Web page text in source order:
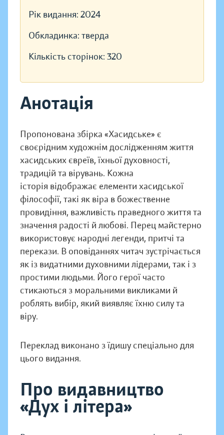
Рік видання: 2024
Обкладинка: тверда
Кількість сторінок: 320
Анотація
Пропонована збірка «Хасидське» є
своєрідним художнім дослідженням життя
хасидських євреїв, їхньої духовності,
традицій та вірувань. Кожна
історія відображає елементи хасидської
філософії, такі як віра в божественне
провидіння, важливість праведного життя та
значення радості й любові. Перец майстерно
використовує народні легенди, притчі та
перекази. В оповіданнях читач зустрічається
як із видатними духовними лідерами, так і з
простими людьми. Його герої часто
стикаються з моральними викликами й
роблять вибір, який виявляє їхню силу та
віру.
Переклад виконано з їдишу спеціально для
цього видання.
Про видавництво
«Дух і літера»